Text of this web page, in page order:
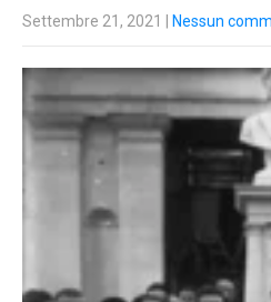
Settembre 21, 2021 Nessun